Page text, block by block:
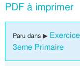
PDF à imprimer
Paru dans ▶
3eme Primaire